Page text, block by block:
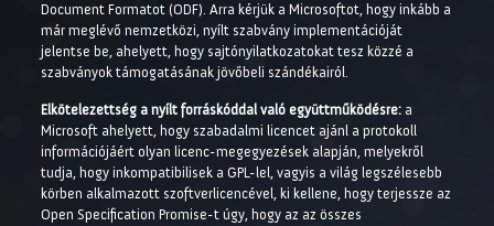
Document Formatot (ODF). Arra kérjük a Microsoftot, hogy inkább a
már meglévő nemzetközi, nyílt szabvány implementációját
jelentse be, ahelyett, hogy sajtónyilatkozatokat tesz közzé a
szabványok támogatásának jövőbeli szándékairól.
Elkötelezettség a nyílt forráskóddal való együttműködésre:a
Microsoft ahelyett, hogy szabadalmi licencet ajánl a protokoll
információjáért olyan licenc-megegyezések alapján, melyekről
tudja, hogy inkompatibilisek a GPL-lel, vagyis a világ legszélesebb
körben alkalmazott szoftverlicencével, ki kellene, hogy terjessze az
Open Specification Promise-t úgy, hogy az az összes